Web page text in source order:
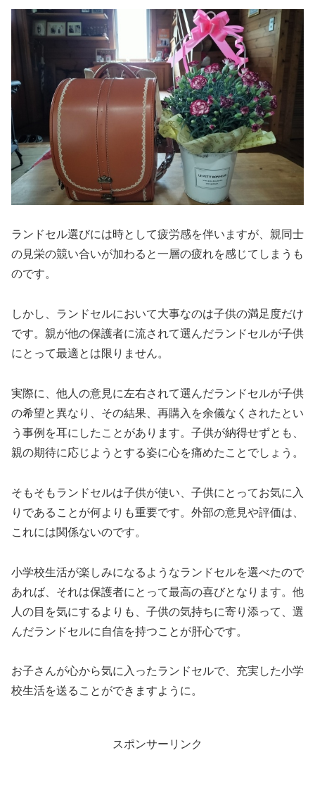
ランドセル選びには時として疲労感を伴いますが、親同士
の見栄の競い合いが加わると一層の疲れを感じてしまうも
のです。
しかし、ランドセルにおいて大事なのは子供の満足度だけ
です。親が他の保護者に流されて選んだランドセルが子供
にとって最適とは限りません。
実際に、他人の意見に左右されて選んだランドセルが子供
の希望と異なり、その結果、再購入を余儀なくされたとい
う事例を耳にしたことがあります。子供が納得せずとも、
親の期待に応じようとする姿に心を痛めたことでしょう。
そもそもランドセルは子供が使い、子供にとってお気に入
りであることが何よりも重要です。外部の意見や評価は、
これには関係ないのです。
小学校生活が楽しみになるようなランドセルを選べたので
あれば、それは保護者にとって最高の喜びとなります。他
人の目を気にするよりも、子供の気持ちに寄り添って、選
んだランドセルに自信を持つことが肝心です。
お子さんが心から気に入ったランドセルで、充実した小学
校生活を送ることができますように。
スポンサーリンク